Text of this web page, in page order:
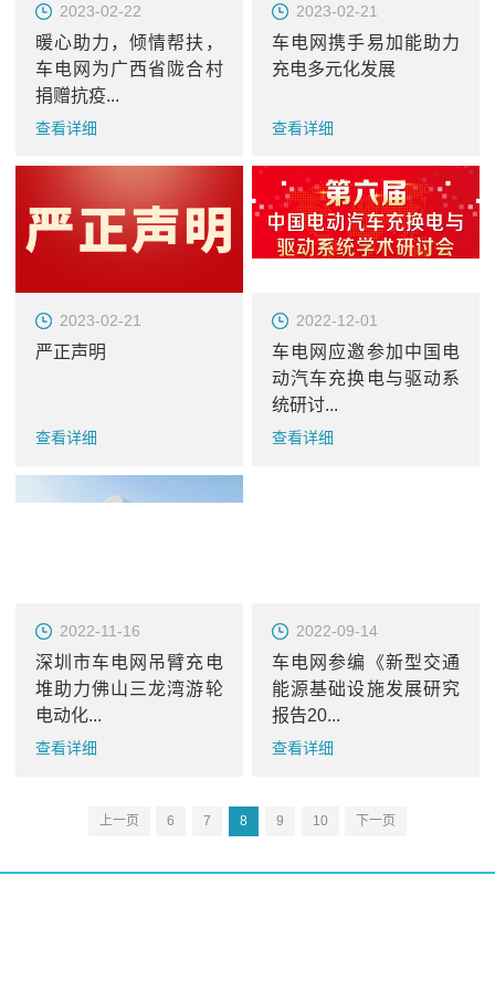
2023-02-22
暖心助力，倾情帮扶，
车电网为广西省陇合村
捐赠抗疫...
查看详细
2023-02-21
车电网携手易加能助力
充电多元化发展
查看详细
2023-02-21
严正声明
查看详细
2022-12-01
车电网应邀参加中国电
动汽车充换电与驱动系
统研讨...
查看详细
2022-11-16
深圳市车电网吊臂充电
堆助力佛山三龙湾游轮
电动化...
查看详细
2022-09-14
车电网参编《新型交通
能源基础设施发展研究
报告20...
查看详细
上一页 6 7 8 9 10 下一页